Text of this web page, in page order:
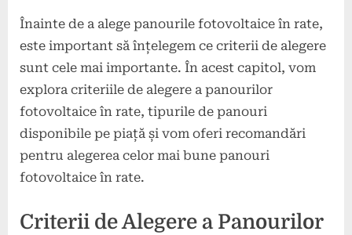
Înainte de a alege panourile fotovoltaice în rate,
este important să înțelegem ce criterii de alegere
sunt cele mai importante. În acest capitol, vom
explora criteriile de alegere a panourilor
fotovoltaice în rate, tipurile de panouri
disponibile pe piață și vom oferi recomandări
pentru alegerea celor mai bune panouri
fotovoltaice în rate.
Criterii de Alegere a Panourilor